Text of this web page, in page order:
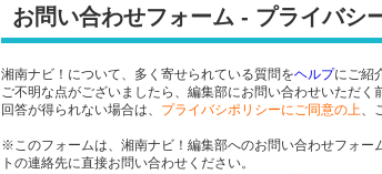
お問い合わせフォーム - プライバシ
湘南ナビ！について、多く寄せられている質問をヘルプにご紹
ご不明な点がございましたら、編集部にお問い合わせいただく
回答が得られない場合は、 プライバシポリシーにご同意の上、
※このフォームは、湘南ナビ！編集部へのお問い合わせフォー
トの連絡先に直接お問い合わせください。